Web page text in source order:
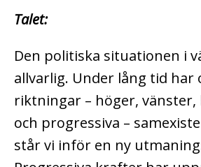
Talet:
Den politiska situationen i
allvarlig. Under lång tid har
riktningar – höger, vänster,
och progressiva –
står vi inför en ny